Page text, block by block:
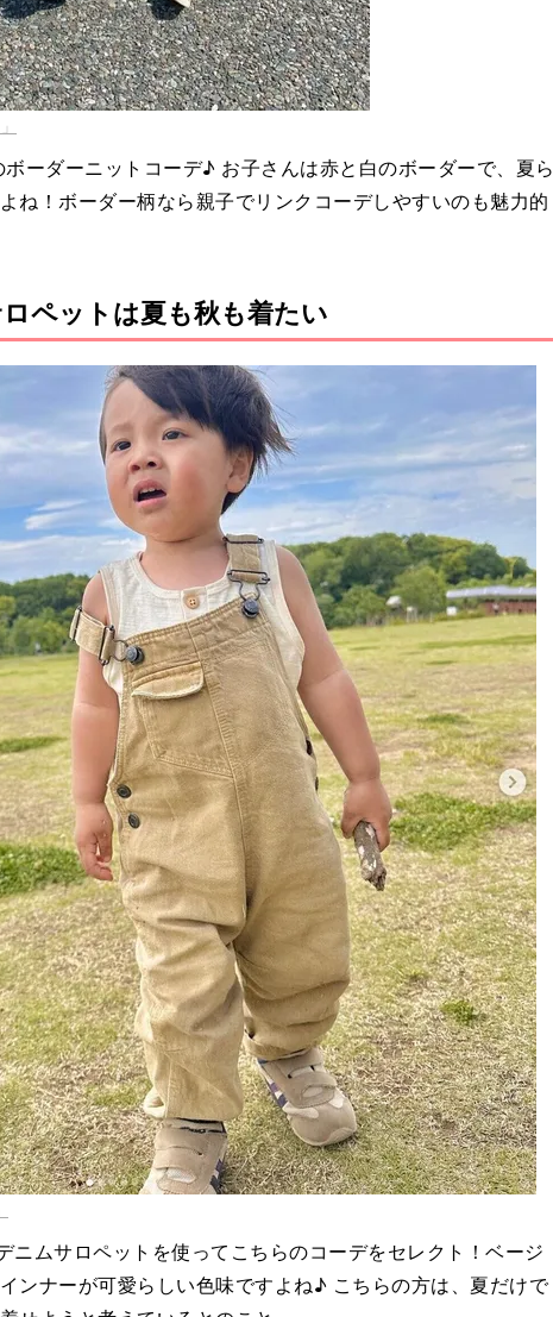
ーダーニットコーデ♪ お子さんは赤と白のボーダーで、夏ら
ね！ボーダー柄なら親子でリンクコーデしやすいのも魅力的
ペットは夏も秋も着たい
ニムサロペットを使ってこちらのコーデをセレクト！ベージ
ンナーが可愛らしい色味ですよね♪ こちらの方は、夏だけで